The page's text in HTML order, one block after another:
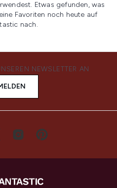
Etwas gefunden, was
Favoriten noch heute auf
nach.
NEWSLETTER AN